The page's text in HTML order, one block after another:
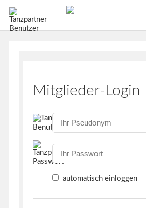
Mitglieder-Login
automatisch einloggen